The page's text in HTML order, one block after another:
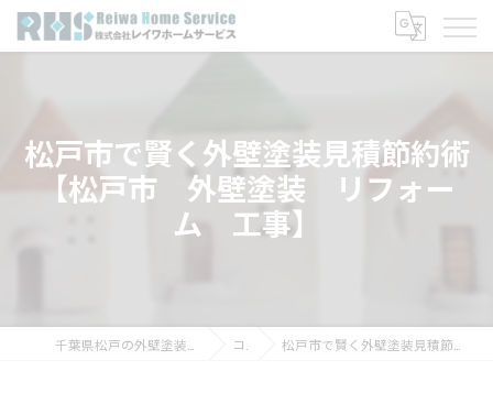
松戸市で賢く外壁塗装見積節約術
【松戸市 外壁塗装 リフォー
ム 工事】
コラム 松戸市で賢く外壁塗装見積節約術【松戸市 外壁塗装 リフォーム 工事】